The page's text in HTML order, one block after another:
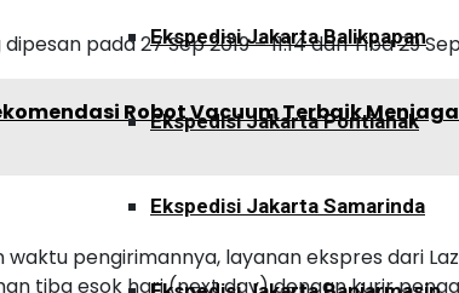
Ekspedisi Jakarta Balikpapan
Ekspedisi Jakarta Pontianak
Ekspedisi Jakarta Samarinda
pada 27 Sep 2019 – 11:14 dan Tiba 29
Robot Vacuum Terbaik
pengirimannya, layanan ekspres dari
tiba esok hari (next day) dengan kurir